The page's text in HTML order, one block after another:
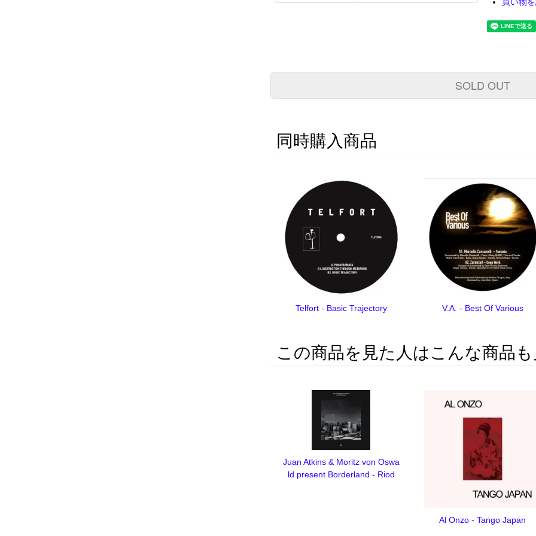
買い物
SOLD OUT
同時購入商品
Telfort - Basic Trajectory V.A. - Best Of Various
この商品を見た人はこんな商品
Juan Atkins & Moritz von Oswa
ld present Borderland - Riod
Al Onzo - Tango Japan